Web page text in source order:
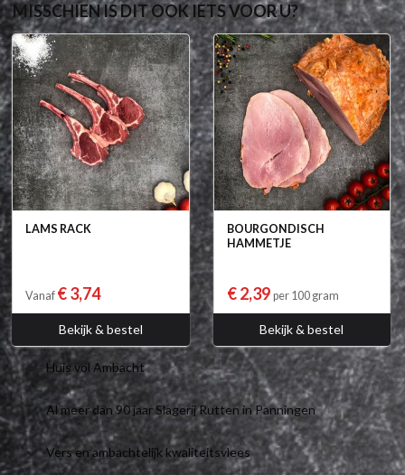
MISSCHIEN IS DIT OOK IETS VOOR U?
LAMS RACK
Vanaf € 3,74
Bekijk & bestel
BOURGONDISCH
HAMMETJE
€ 2,39 per 100 gram
Bekijk & bestel
Huis vol Ambacht
Al meer dan 90 jaar Slagerij Rutten in Panningen
Vers en ambachtelijk kwaliteitsvlees